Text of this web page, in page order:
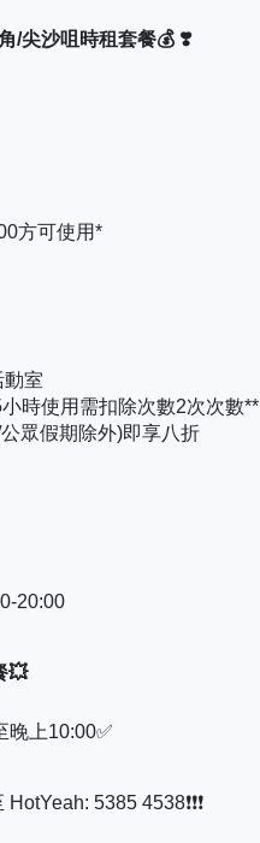
/尖沙咀時租套餐💰 ❣️
方可使用*
動室
時使用需扣除次數2次次數**
眾假期除外)即享八折
20:00
💥
晚上10:00✅
5385 4538❗❗❗